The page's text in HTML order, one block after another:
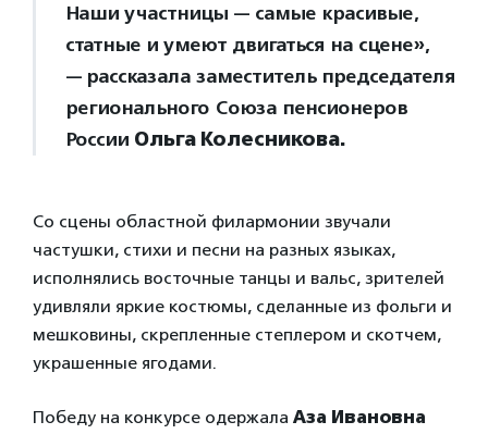
Наши участницы — самые красивые,
статные и умеют двигаться на сцене»,
— рассказала заместитель председателя
регионального Союза пенсионеров
России Ольга Колесникова.
Со сцены областной филармонии звучали
частушки, стихи и песни на разных языках,
исполнялись восточные танцы и вальс, зрителей
удивляли яркие костюмы, сделанные из фольги и
мешковины, скрепленные степлером и скотчем,
украшенные ягодами.
Победу на конкурсе одержала Аза Ивановна